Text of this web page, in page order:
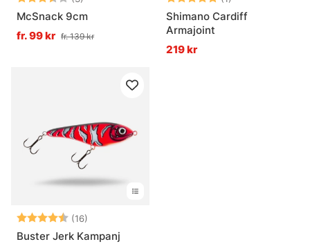
McSnack 9cm
fr. 99 kr fr. 139 kr
Shimano Cardiff
Armajoint
219 kr
Betyg: (16)
Buster Jerk Kampanj